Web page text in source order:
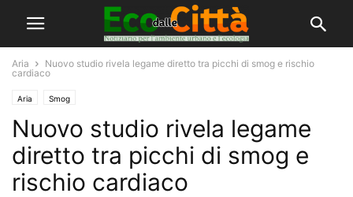
Aria
Nuovo studio rivela legame diretto tra picchi di smog e rischio
cardiaco
Aria Smog
Nuovo studio rivela legame
diretto tra picchi di smog e
rischio cardiaco